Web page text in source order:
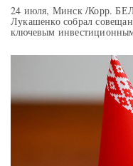
24 июля, Минск /Корр.
Лукашенко собрал
ключевым